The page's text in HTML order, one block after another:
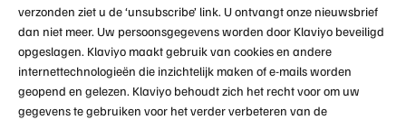
verzonden ziet u de ‘unsubscribe’ link. U ontvangt onze nieuwsbrief
dan niet meer. Uw persoonsgegevens worden door Klaviyo beveiligd
opgeslagen. Klaviyo maakt gebruik van cookies en andere
internettechnologieën die inzichtelijk maken of e-mails worden
geopend en gelezen. Klaviyo behoudt zich het recht voor om uw
gegevens te gebruiken voor het verder verbeteren van de